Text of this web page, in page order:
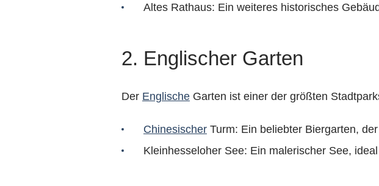
Altes Rathaus: Ein weiteres historisches
2. Englischer Garten
Der Englische Garten ist einer der größten
Chinesischer Turm: Ein beliebter Biergarten,
Kleinhesseloher See: Ein malerischer See,